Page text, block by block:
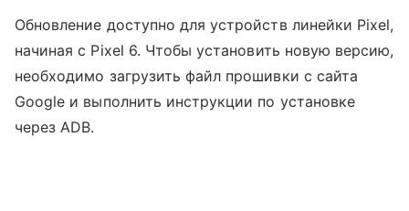
Обновление доступно для устройств линейки Pixel,
начиная с Pixel 6. Чтобы установить новую версию,
необходимо загрузить файл прошивки с сайта
Google и выполнить инструкции по установке
через ADB.